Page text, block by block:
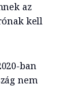
az
kell
ban
nem